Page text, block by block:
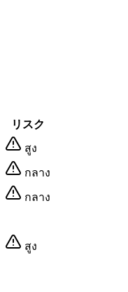
リスク
สูง
กลาง
กลาง
สูง